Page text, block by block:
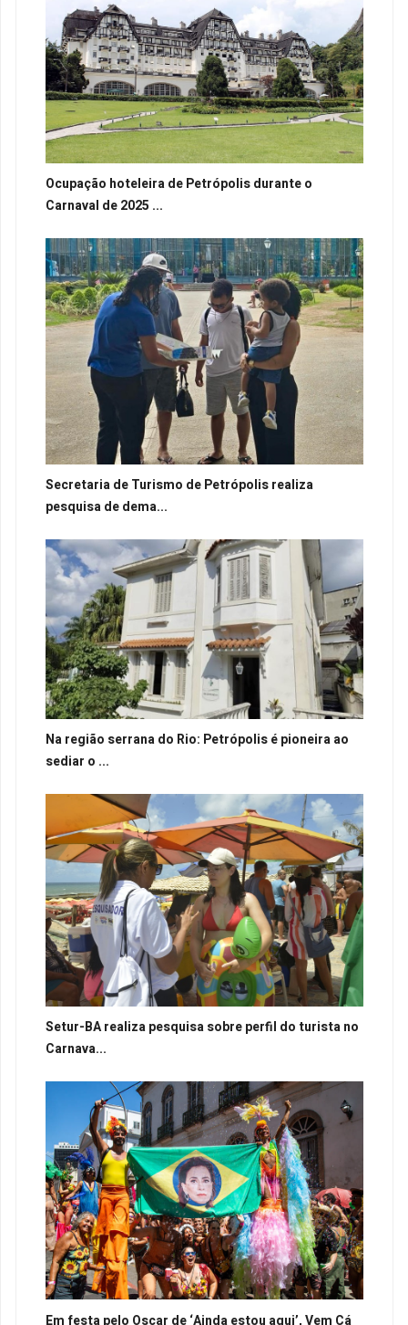
Ocupação hoteleira de Petrópolis durante o
Carnaval de 2025 ...
Secretaria de Turismo de Petrópolis realiza
pesquisa de dema...
Na região serrana do Rio: Petrópolis é pioneira ao
sediar o ...
Setur-BA realiza pesquisa sobre perfil do turista no
Carnava...
Em festa pelo Oscar de ‘Ainda estou aqui’, Vem Cá